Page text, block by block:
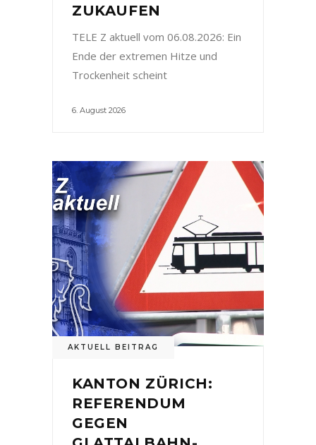
ZUKAUFEN
TELE Z aktuell vom 06.08.2026: Ein
Ende der extremen Hitze und
Trockenheit scheint
6. August 2026
AKTUELL BEITRAG
KANTON ZÜRICH:
REFERENDUM
GEGEN